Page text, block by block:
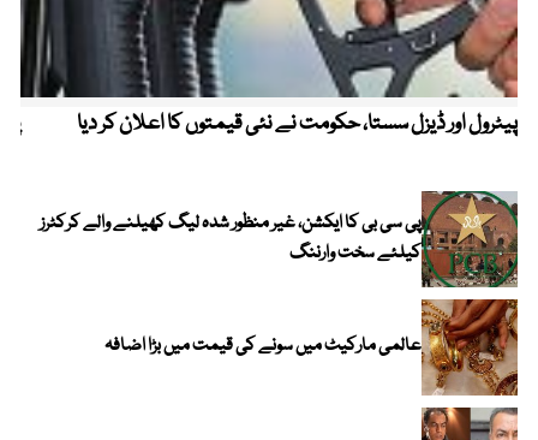
پیٹرول اور ڈیزل سستا، حکومت نے نئی قیمتوں کا اعلان کر دیا
پی سی بی کا ایکشن، غیر منظور شدہ لیگ کھیلنے والے کرکٹرز
کیلئے سخت وارننگ
عالمی مارکیٹ میں سونے کی قیمت میں بڑا اضافہ